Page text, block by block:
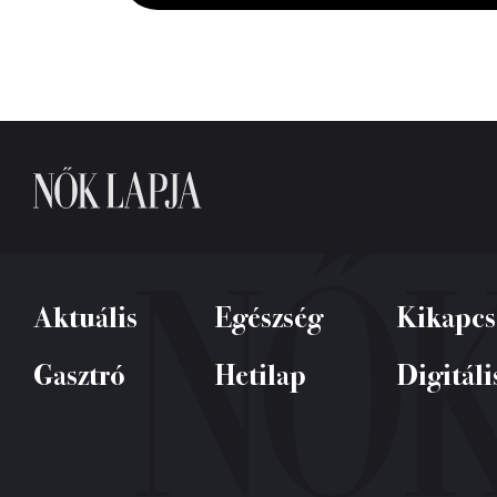
Aktuális Egészség
Kikapcs
Gasztró
Hetilap